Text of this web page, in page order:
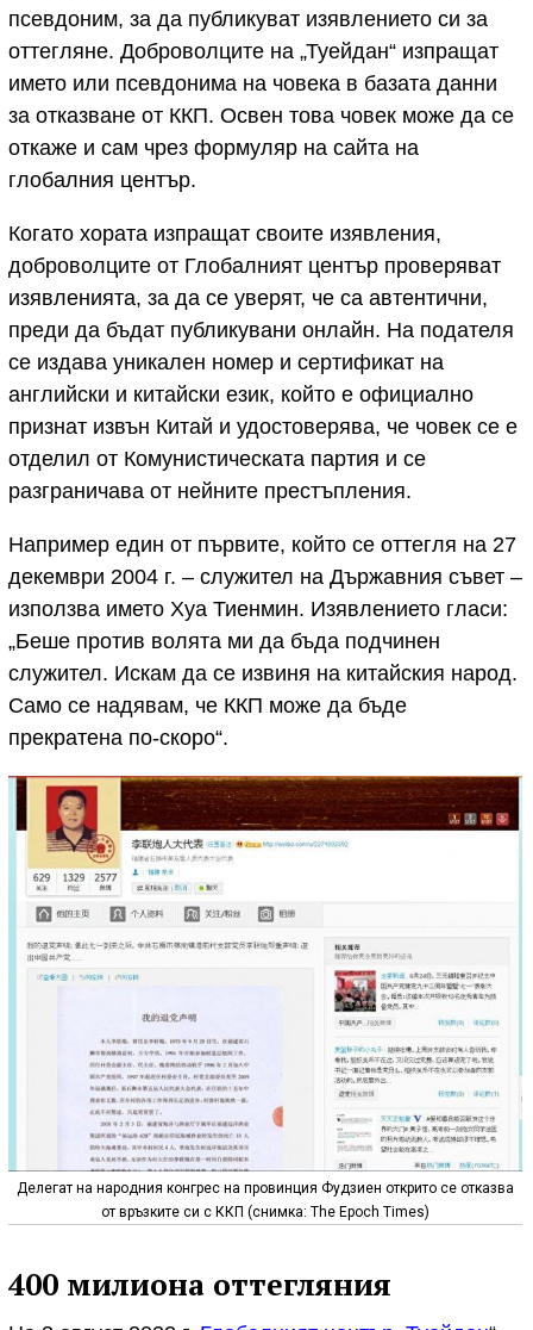
псевдоним, за да публикуват изявлението си за
оттегляне. Доброволците на „Туейдан“ изпращат
името или псевдонима на човека в базата данни
за отказване от ККП. Освен това човек може да се
откаже и сам чрез формуляр на сайта на
глобалния център.
Когато хората изпращат своите изявления,
доброволците от Глобалният център проверяват
изявленията, за да се уверят, че са автентични,
преди да бъдат публикувани онлайн. На подателя
се издава уникален номер и сертификат на
английски и китайски език, който е официално
признат извън Китай и удостоверява, че човек се е
отделил от Комунистическата партия и се
разграничава от нейните престъпления.
Например един от първите, който се оттегля на 27
декември 2004 г. – служител на Държавния съвет –
използва името Хуа Тиенмин. Изявлението гласи:
„Беше против волята ми да бъда подчинен
служител. Искам да се извиня на китайския народ.
Само се надявам, че ККП може да бъде
прекратена по-скоро“.
Делегат на народния конгрес на провинция Фудзиен открито се отказва
от връзките си с ККП (снимка: The Epoch Times)
400 милиона оттегляния